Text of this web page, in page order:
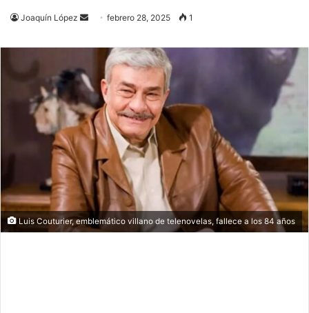
Joaquín López
Send
email
febrero 28, 2025 1
Luis Couturier, emblemático villano de telenovelas, fallece a los 84 años